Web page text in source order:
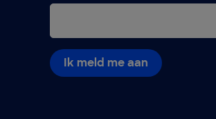
Ik meld me aan